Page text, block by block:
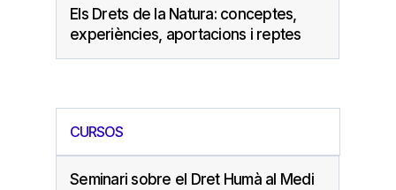
Els Drets de la Natura: conceptes,
experiències, aportacions i reptes
CURSOS
Seminari sobre el Dret Humà al Medi